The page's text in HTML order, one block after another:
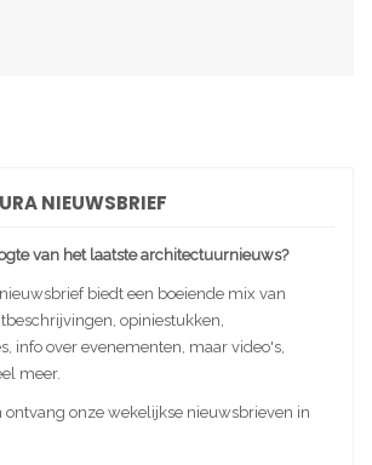
NIEUWSBRIEF
van het laatste architectuurnieuws?
biedt een boeiende mix van
opiniestukken,
info over evenementen, maar video's,
meer.
ontvang onze wekelijkse nieuwsbrieven in